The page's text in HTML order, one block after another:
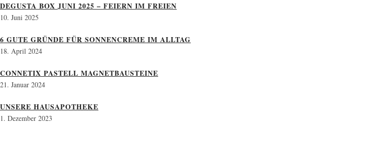
DEGUSTA BOX JUNI 2025 – FEIERN IM FREIEN
10. Juni 2025
6 GUTE GRÜNDE FÜR SONNENCREME IM ALLTAG
18. April 2024
CONNETIX PASTELL MAGNETBAUSTEINE
21. Januar 2024
UNSERE HAUSAPOTHEKE
1. Dezember 2023